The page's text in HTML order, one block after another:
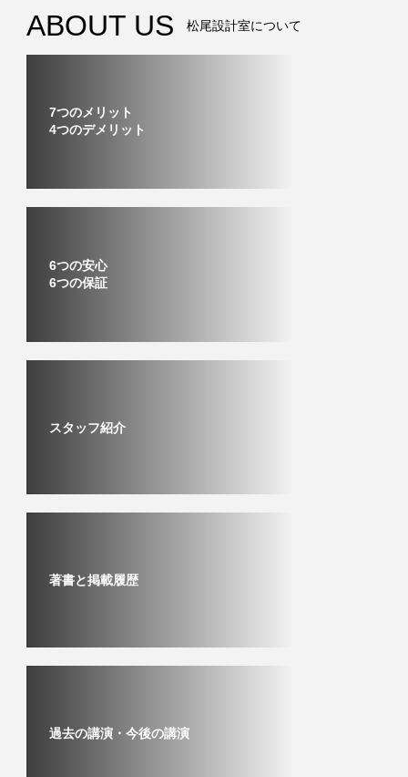
ABOUT US 松尾設計室について
7つのメリット
4つのデメリット
6つの安心
6つの保証
スタッフ紹介
著書と掲載履歴
過去の講演・今後の講演